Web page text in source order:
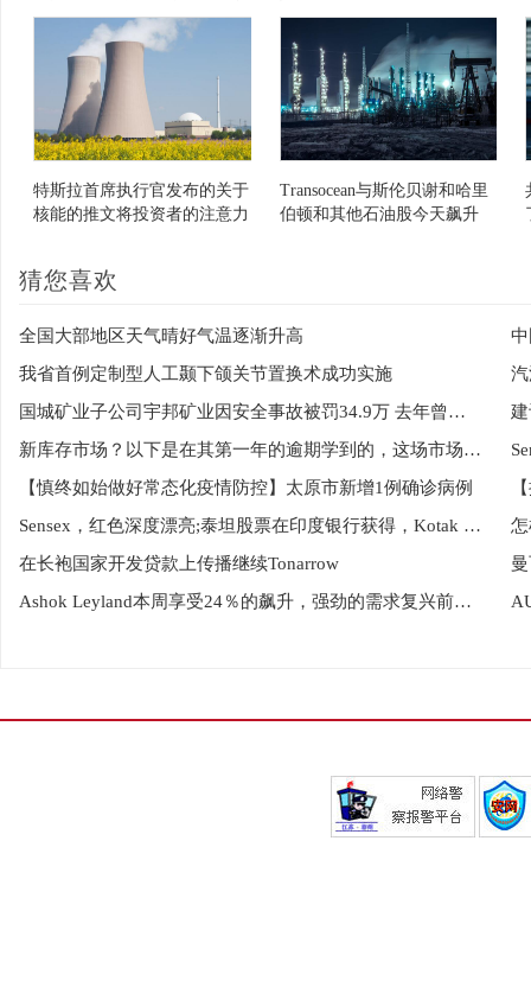
变
特斯拉首席执行官发布的关于
核能的推文将投资者的注意力
Transocean与斯伦贝谢和哈里
伯顿和其他石油股今天飙升
猜您喜欢
全国大部地区天气晴好气温逐渐升高
我省首例定制型人工颞下颌关节置换术成功实施
国城矿业子公司宇邦矿业因安全事故被罚34.9万 去年曾多次因事故停产整顿
新库存市场？以下是在其第一年的逾期学到的，这场市场退伍军人的课程
【慎终如始做好常态化疫情防控】太原市新增1例确诊病例
Sensex，红色深度漂亮;泰坦股票在印度银行获得，Kotak Mahindra银行分享情况
在长袍国家开发贷款上传播继续Tonarrow
Ashok Leyland本周享受24％的飙升，强劲的需求复兴前景;你应该是你吗？